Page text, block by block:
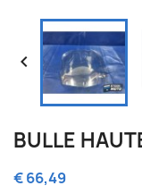

BULLE
€ 66,49